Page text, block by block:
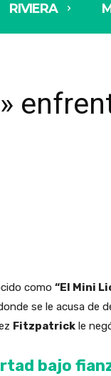
RIVIERA
como “El Mini
se le acusa de
Fitzpatrick le
bajo